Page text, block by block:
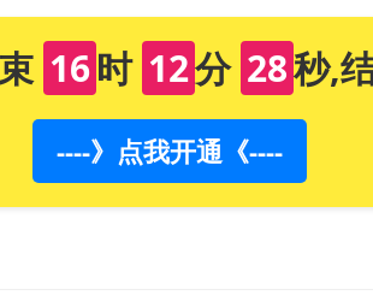
16时 12分 27秒,
----》点我开通《----